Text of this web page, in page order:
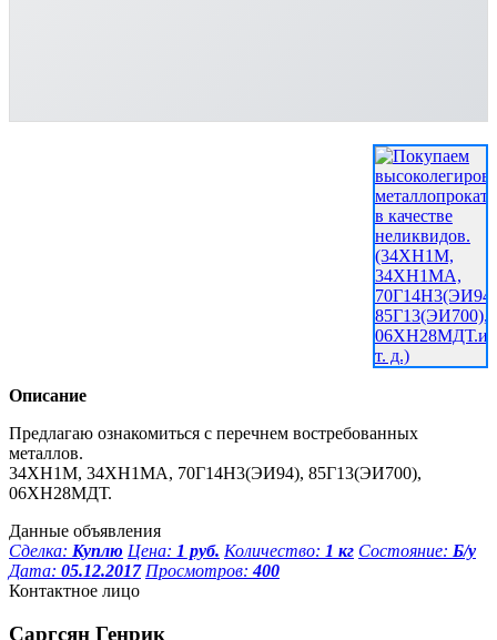
Описание
Предлагаю ознакомиться с перечнем востребованных
металлов.
34ХН1М, 34ХН1МА, 70Г14Н3(ЭИ94), 85Г13(ЭИ700),
06ХН28МДТ.
Данные объявления
Сделка: Куплю Цена: 1 руб. Количество: 1 кг Состояние: Б/у
Дата: 05.12.2017 Просмотров:400
Контактное лицо
Саргсян Генрик